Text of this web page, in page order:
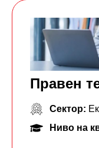
Правен
Сектор:
Ниво на